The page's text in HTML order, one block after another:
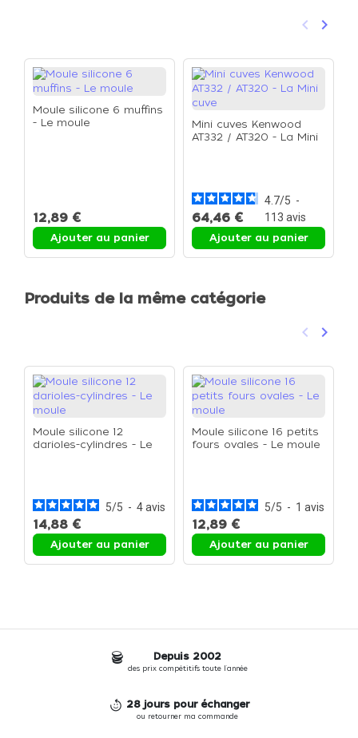
Précédent
keyboard_arrow_left keyboard_arrow_right
Moule silicone 6 muffins
- Le moule
12,89 €
Ajouter au panier
Mini cuves Kenwood
AT332 / AT320 - La Mini
4.7/5 -
113 avis
64,46 €
Ajouter au panier
Produits de la même catégorie
Précédent
keyboard_arrow_left keyboard_arrow_right
Moule silicone 12
darioles-cylindres - Le
5/5 - 4avis
14,88 €
Ajouter au panier
Moule silicone 16 petits
fours ovales - Le moule
5/5 - 1 avis
12,89 €
Ajouter au panier
Depuis 2002
des prix compétitifs toute l'année
28 jours pour échanger
ou retourner ma commande